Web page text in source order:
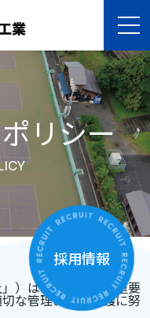
リシー
採用情報
）は、個人情報の重要
な管理および保護に努